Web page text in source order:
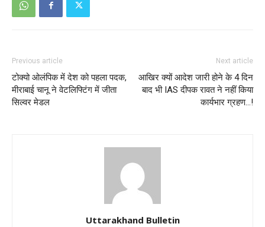
Previous article
टोक्यो ओलंपिक में देश को पहला पदक,
मीराबाई चानू ने वेटलिफ्टिंग में जीता
सिल्वर मे​डल
Next article
आखिर क्यों आदेश जारी होने के 4 दिन
बाद भी IAS दीपक रावत ने नहीं किया
कार्यभार ग्रहण…!
Uttarakhand Bulletin